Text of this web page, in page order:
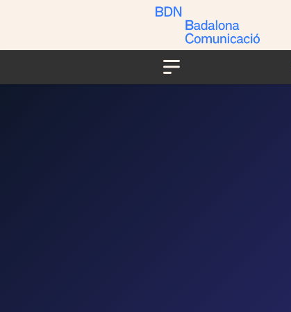
Menu